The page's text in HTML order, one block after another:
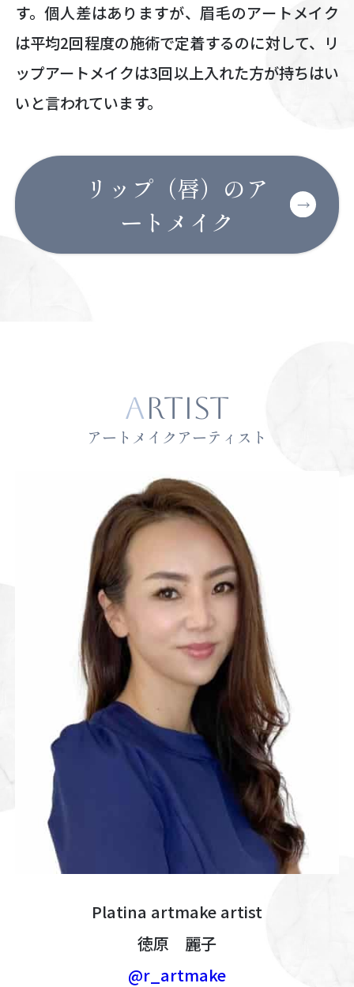
す。個人差はありますが、眉毛のアートメイク
は平均2回程度の施術で定着するのに対して、リ
ップアートメイクは3回以上入れた方が持ちはい
いと言われています。
リップ（唇）のア
ートメイク
ARTIST
アートメイクアーティスト
Platina artmake artist
徳原 麗子
@r_artmake